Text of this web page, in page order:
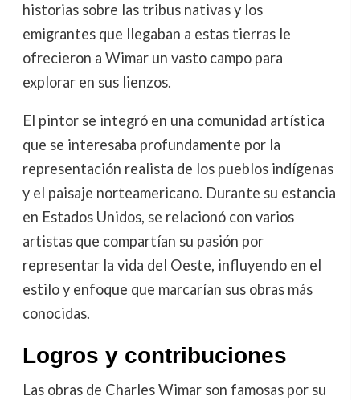
historias sobre las tribus nativas y los
emigrantes que llegaban a estas tierras le
ofrecieron a Wimar un vasto campo para
explorar en sus lienzos.
El pintor se integró en una comunidad artística
que se interesaba profundamente por la
representación realista de los pueblos indígenas
y el paisaje norteamericano. Durante su estancia
en Estados Unidos, se relacionó con varios
artistas que compartían su pasión por
representar la vida del Oeste, influyendo en el
estilo y enfoque que marcarían sus obras más
conocidas.
Logros y contribuciones
Las obras de Charles Wimar son famosas por su